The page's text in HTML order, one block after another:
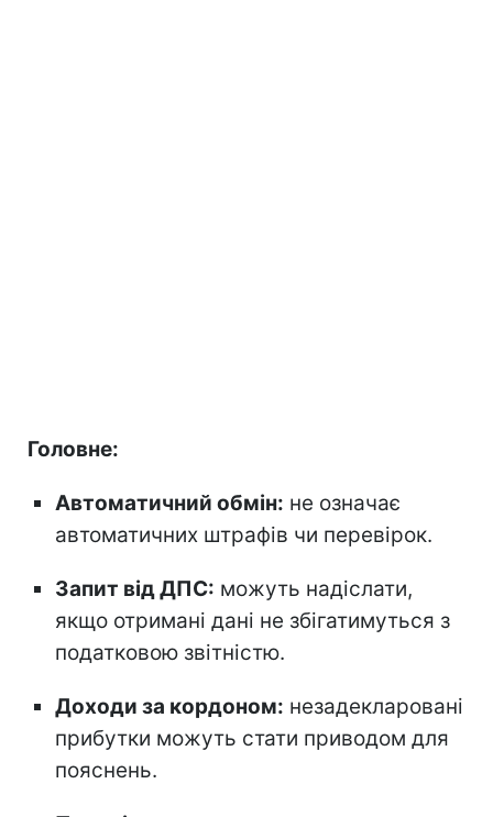
Головне:
Автоматичний обмін: не означає
автоматичних штрафів чи перевірок.
Запит від ДПС: можуть надіслати,
якщо отримані дані не збігатимуться з
податковою звітністю.
Доходи за кордоном: незадекларовані
прибутки можуть стати приводом для
пояснень.